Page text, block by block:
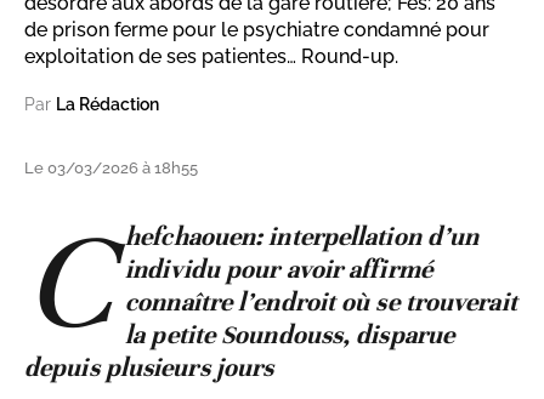
de prison ferme pour le psychiatre condamné pour
exploitation de ses patientes… Round-up.
Par La Rédaction
Le 03/03/2026 à 18h55
C hefchaouen: interpellation d’un
individu pour avoir affirmé
connaître l’endroit où se trouverait
la petite Soundouss, disparue
depuis plusieurs jours